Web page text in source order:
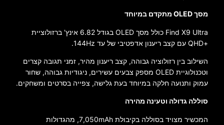
מסך OLED מתקדם במיוחד
Find X9 Ultra כולל מסך OLED בגודל 6.82 אינץ' ברזולוציית
+QHD עם קצב ריענון אדפטיבי של עד 144Hz.
השילוב בין רזולוציה גבוהה, קצב ריענון מהיר, זמני תגובה קצרים
וטכנולוגיית OLED מספק צבעים עשירים, ניגודיות גבוהה, שחור
עמוק ותנועה חלקה במיוחד בעת גלישה, צפייה בסרטים ומשחקים.
סוללה גדולה וטעינה מהירה
המכשיר מצויד בסוללה בקיבולת 7,050mAh, מהגדולות